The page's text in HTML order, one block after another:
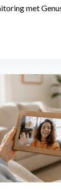
met